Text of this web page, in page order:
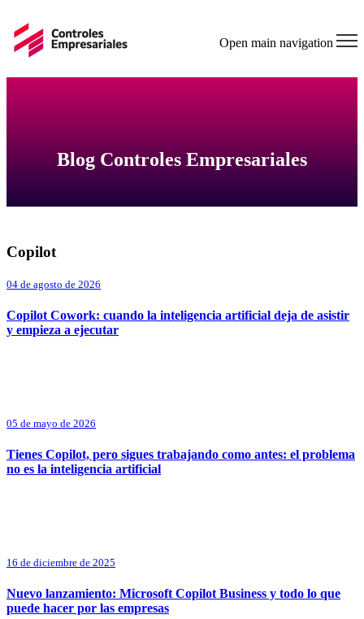
Open main navigation
Blog Controles Empresariales
Copilot
04 de agosto de 2026
Copilot Cowork: cuando la inteligencia artificial deja de asistir
y empieza a ejecutar
05 de mayo de 2026
Tienes Copilot, pero sigues trabajando como antes: el problema
no es la inteligencia artificial
16 de diciembre de 2025
Nuevo lanzamiento: Microsoft Copilot Business y todo lo que
puede hacer por las empresas